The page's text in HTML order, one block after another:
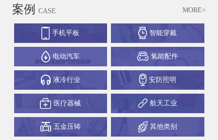
案例 CASE MORE>
手机平板 智能穿戴
电动汽车 氢能配件
液冷行业 安防照明
医疗器械 航天工业
五金压铸 其他类别